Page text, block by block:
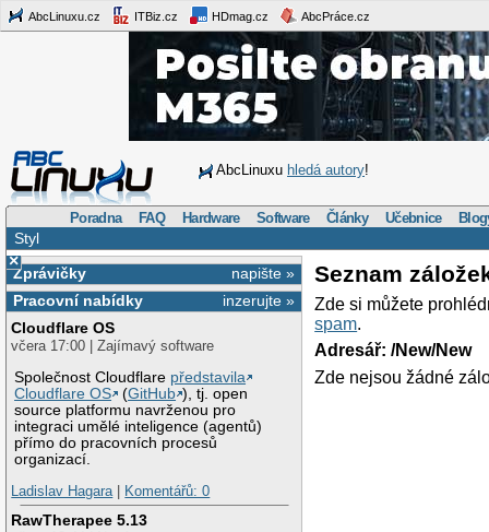
AbcLinuxu.cz ITBiz.cz HDmag.cz AbcPráce.cz
AbcLinuxu hledá autory!
Poradna FAQ Hardware Software Články Učebnice
Styl
×
napište »
Zprávičky
inzerujte »
Pracovní nabídky
Cloudflare OS
včera 17:00 | Zajímavý software
Společnost Cloudflare představila
Cloudflare OS
(GitHub ), tj. open
source platformu navrženou pro
integraci umělé inteligence (agentů)
přímo do pracovních procesů
organizací.
Ladislav Hagara| Komentářů: 0
RawTherapee 5.13
Seznam
Zde si můžete
spam.
Adresář: /New/New
Zde nejsou žádné